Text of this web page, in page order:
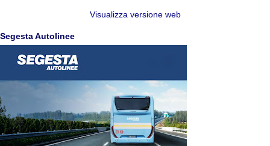
Visualizza versione web
Segesta Autolinee